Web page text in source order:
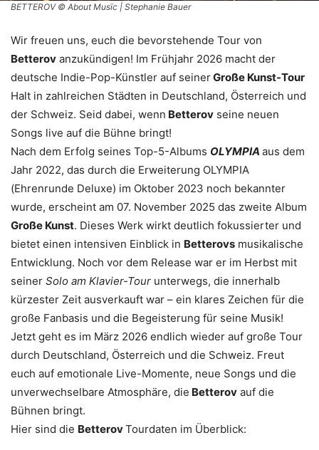
BETTEROV © About Musïc | Stephanie Bauer
Wir freuen uns, euch die bevorstehende Tour von
Betterov anzukündigen! Im Frühjahr 2026 macht der
deutsche Indie-Pop-Künstler auf seinerGroße Kunst-Tour
Halt in zahlreichen Städten in Deutschland, Österreich und
der Schweiz. Seid dabei, wenn Betterov seine neuen
Songs live auf die Bühne bringt!
Nach dem Erfolg seines Top-5-Albums OLYMPIA aus dem
Jahr 2022, das durch die Erweiterung OLYMPIA
(Ehrenrunde Deluxe) im Oktober 2023 noch bekannter
wurde, erscheint am 07. November 2025 das zweite Album
Große Kunst. Dieses Werk wirkt deutlich fokussierter und
bietet einen intensiven Einblick in Betterovs musikalische
Entwicklung. Noch vor dem Release war er im Herbst mit
seiner Solo am Klavier-Tour unterwegs, die innerhalb
kürzester Zeit ausverkauft war – ein klares Zeichen für die
große Fanbasis und die Begeisterung für seine Musik!
Jetzt geht es im März 2026 endlich wieder auf große Tour
durch Deutschland, Österreich und die Schweiz. Freut
euch auf emotionale Live-Momente, neue Songs und die
unverwechselbare Atmosphäre, die Betterov auf die
Bühnen bringt.
Hier sind die BetterovTourdaten im Überblick: